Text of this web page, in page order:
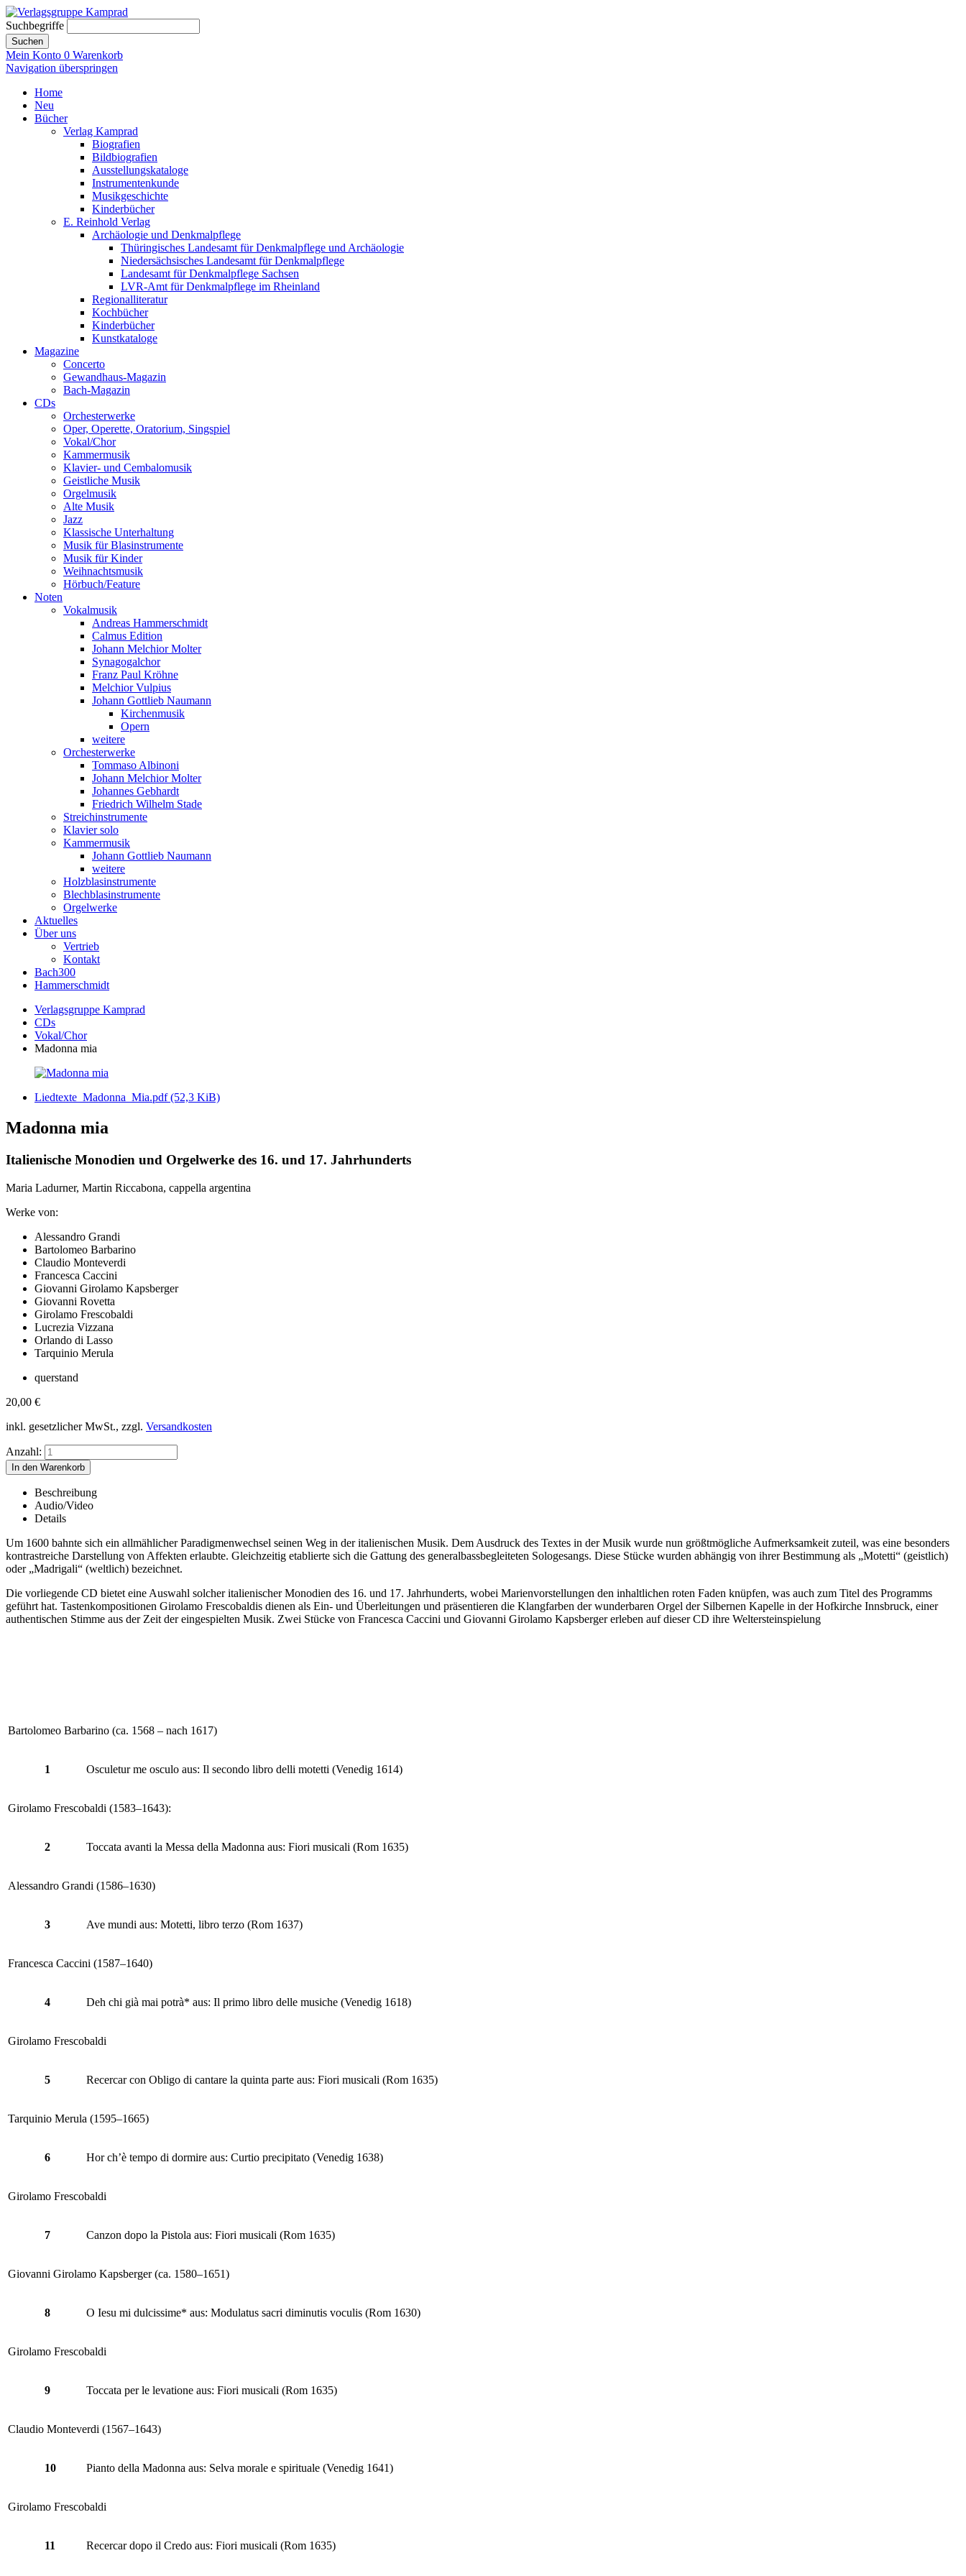
Suchbegriffe
Suchen
Mein Konto 0 Warenkorb
Navigation überspringen
Home
Neu
Bücher
Verlag Kamprad
Biografien
Bildbiografien
Ausstellungskataloge
Instrumentenkunde
Musikgeschichte
Kinderbücher
E. Reinhold Verlag
Archäologie und Denkmalpflege
Thüringisches Landesamt für Denkmalpflege und Archäologie
Niedersächsisches Landesamt für Denkmalpflege
Landesamt für Denkmalpflege Sachsen
LVR-Amt für Denkmalpflege im Rheinland
Regionalliteratur
Kochbücher
Kinderbücher
Kunstkataloge
Magazine
Concerto
Gewandhaus-Magazin
Bach-Magazin
CDs
Orchesterwerke
Oper, Operette, Oratorium, Singspiel
Vokal/Chor
Kammermusik
Klavier- und Cembalomusik
Geistliche Musik
Orgelmusik
Alte Musik
Jazz
Klassische Unterhaltung
Musik für Blasinstrumente
Musik für Kinder
Weihnachtsmusik
Hörbuch/Feature
Noten
Vokalmusik
Andreas Hammerschmidt
Calmus Edition
Johann Melchior Molter
Synagogalchor
Franz Paul Kröhne
Melchior Vulpius
Johann Gottlieb Naumann
Kirchenmusik
Opern
weitere
Orchesterwerke
Tommaso Albinoni
Johann Melchior Molter
Johannes Gebhardt
Friedrich Wilhelm Stade
Streichinstrumente
Klavier solo
Kammermusik
Johann Gottlieb Naumann
weitere
Holzblasinstrumente
Blechblasinstrumente
Orgelwerke
Aktuelles
Über uns
Vertrieb
Kontakt
Bach300
Hammerschmidt
Verlagsgruppe Kamprad
CDs
Vokal/Chor
Madonna mia
Liedtexte_Madonna_Mia.pdf(52,3 KiB)
Madonna mia
Italienische Monodien und Orgelwerke des 16. und 17. Jahrhunderts
Maria Ladurner, Martin Riccabona, cappella argentina
Werke von:
Alessandro Grandi
Bartolomeo Barbarino
Claudio Monteverdi
Francesca Caccini
Giovanni Girolamo Kapsberger
Giovanni Rovetta
Girolamo Frescobaldi
Lucrezia Vizzana
Orlando di Lasso
Tarquinio Merula
querstand
20,00 €
inkl. gesetzlicher MwSt., zzgl. Versandkosten
Anzahl:
Beschreibung
Audio/Video
Details
Um 1600 bahnte sich ein allmählicher Paradigmenwechsel seinen Weg in der italienischen Musik. Dem Ausdruck des Textes in der Musik wurde nun größtmögliche Aufmerksamkeit zuteil, was eine besonders
kontrastreiche Darstellung von Affekten erlaubte. Gleichzeitig etablierte sich die Gattung des generalbassbegleiteten Sologesangs. Diese Stücke wurden abhängig von ihrer Bestimmung als „Motetti“ (geistlich)
oder „Madrigali“ (weltlich) bezeichnet.
Die vorliegende CD bietet eine Auswahl solcher italienischer Monodien des 16. und 17. Jahrhunderts, wobei Marienvorstellungen den inhaltlichen roten Faden knüpfen, was auch zum Titel des Programms
geführt hat. Tastenkompositionen Girolamo Frescobaldis dienen als Ein- und Überleitungen und präsentieren die Klangfarben der wunderbaren Orgel der Silbernen Kapelle in der Hofkirche Innsbruck, einer
authentischen Stimme aus der Zeit der eingespielten Musik. Zwei Stücke von Francesca Caccini und Giovanni Girolamo Kapsberger erleben auf dieser CD ihre Weltersteinspielung
Bartolomeo Barbarino (ca. 1568 – nach 1617)
1 Osculetur me osculo aus: Il secondo libro delli motetti (Venedig 1614)
Girolamo Frescobaldi (1583–1643):
2 Toccata avanti la Messa della Madonna aus: Fiori musicali (Rom 1635)
Alessandro Grandi (1586–1630)
3 Ave mundi aus: Motetti, libro terzo (Rom 1637)
Francesca Caccini (1587–1640)
4 Deh chi già mai potrà* aus: Il primo libro delle musiche (Venedig 1618)
Girolamo Frescobaldi
5 Recercar con Obligo di cantare la quinta parte aus: Fiori musicali (Rom 1635)
Tarquinio Merula (1595–1665)
6 Hor ch’è tempo di dormire aus: Curtio precipitato (Venedig 1638)
Girolamo Frescobaldi
7 Canzon dopo la Pistola aus: Fiori musicali (Rom 1635)
Giovanni Girolamo Kapsberger (ca. 1580–1651)
8 O Iesu mi dulcissime* aus: Modulatus sacri diminutis voculis (Rom 1630)
Girolamo Frescobaldi
9 Toccata per le levatione aus: Fiori musicali (Rom 1635)
Claudio Monteverdi (1567–1643)
10 Pianto della Madonna aus: Selva morale e spirituale (Venedig 1641)
Girolamo Frescobaldi
11 Recercar dopo il Credo aus: Fiori musicali (Rom 1635)